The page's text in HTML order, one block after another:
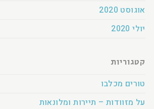
אוגוסט 2020
יולי 2020
קטגוריות
טורים מכלבו
על מזוודות – תיירות ומלונאות